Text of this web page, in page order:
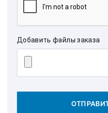
Добавить файлы заказа